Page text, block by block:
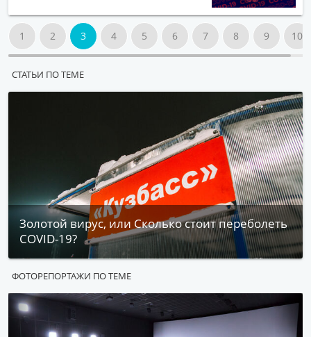
1 2 3 4 5 6 7 8 9 10
СТАТЬИ ПО ТЕМЕ
Золотой вирус, или Сколько стоит переболеть
COVID-19?
ФОТОРЕПОРТАЖИ ПО ТЕМЕ